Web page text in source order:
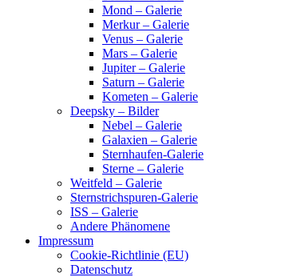
Mond – Galerie
Merkur – Galerie
Venus – Galerie
Mars – Galerie
Jupiter – Galerie
Saturn – Galerie
Kometen – Galerie
Deepsky – Bilder
Nebel – Galerie
Galaxien – Galerie
Sternhaufen-Galerie
Sterne – Galerie
Weitfeld – Galerie
Sternstrichspuren-Galerie
ISS – Galerie
Andere Phänomene
Impressum
Cookie-Richtlinie (EU)
Datenschutz